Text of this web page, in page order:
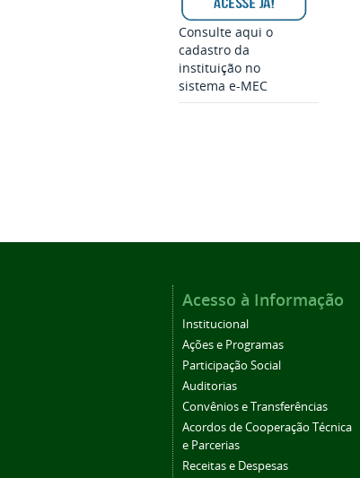
Consulte aqui o
cadastro da
instituição no
sistema e-MEC
Acesso à Informação
Institucional
Ações e Programas
Participação Social
Auditorias
Convênios e Transferências
Acordos de Cooperação Técnica
e Parcerias
Receitas e Despesas